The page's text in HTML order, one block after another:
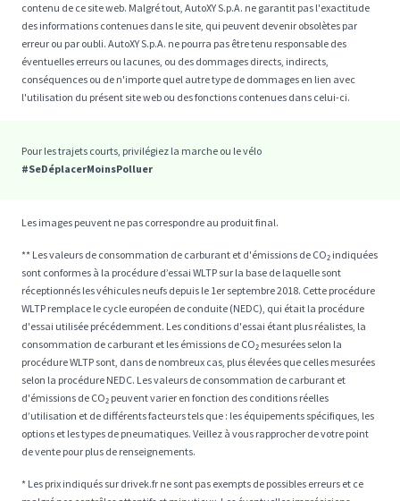
contenu de ce site web. Malgré tout, AutoXY S.p.A. ne garantit pas l'exactitude
des informations contenues dans le site, qui peuvent devenir obsolètes par
erreur ou par oubli. AutoXY S.p.A. ne pourra pas être tenu responsable des
éventuelles erreurs ou lacunes, ou des dommages directs, indirects,
conséquences ou de n'importe quel autre type de dommages en lien avec
l'utilisation du présent site web ou des fonctions contenues dans celui-ci.
Pour les trajets courts, privilégiez la marche ou le vélo
#SeDéplacerMoinsPolluer
Les images peuvent ne pas correspondre au produit final.
** Les valeurs de consommation de carburant et d'émissions de CO₂ indiquées
sont conformes à la procédure d’essai WLTP sur la base de laquelle sont
réceptionnés les véhicules neufs depuis le 1er septembre 2018. Cette procédure
WLTP remplace le cycle européen de conduite (NEDC), qui était la procédure
d'essai utilisée précédemment. Les conditions d'essai étant plus réalistes, la
consommation de carburant et les émissions de CO₂ mesurées selon la
procédure WLTP sont, dans de nombreux cas, plus élevées que celles mesurées
selon la procédure NEDC. Les valeurs de consommation de carburant et
d'émissions de CO₂ peuvent varier en fonction des conditions réelles
d’utilisation et de différents facteurs tels que : les équipements spécifiques, les
options et les types de pneumatiques. Veillez à vous rapprocher de votre point
de vente pour plus de renseignements.
* Les prix indiqués sur drivek.fr ne sont pas exempts de possibles erreurs et ce